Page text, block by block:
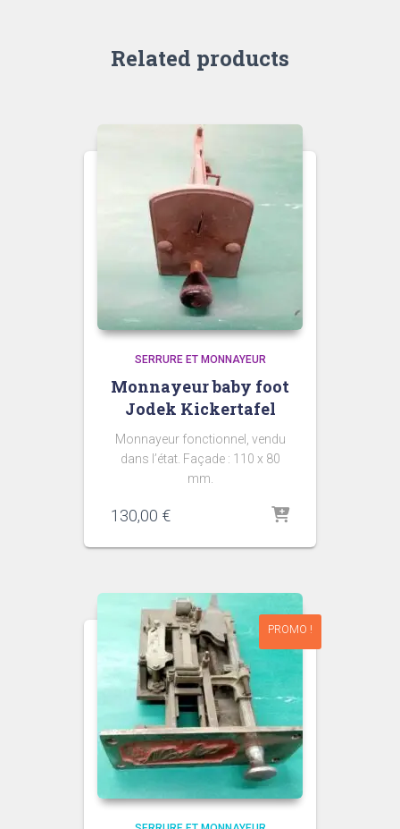
Related products
SERRURE ET MONNAYEUR
Monnayeur baby foot
Jodek Kickertafel
Monnayeur fonctionnel, vendu
dans l’état. Façade : 110 x 80
mm.
130,00 €
PROMO !